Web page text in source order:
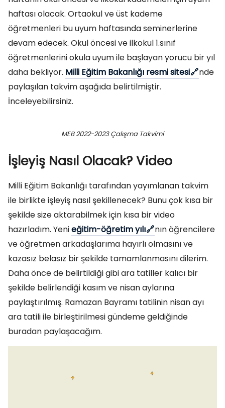
haftası olacak. Ortaokul ve üst kademe
öğretmenleri bu uyum haftasında seminerlerine
devam edecek. Okul öncesi ve ilkokul 1.sınıf
öğretmenlerini okula uyum ile başlayan yorucu bir yıl
daha bekliyor. Milli Eğitim Bakanlığı resmi sitesi
nde
paylaşılan takvim aşağıda belirtilmiştir.
İnceleyebilirsiniz.
MEB 2022-2023 Çalışma Takvimi
İşleyiş Nasıl Olacak? Video
Milli Eğitim Bakanlığı tarafından yayımlanan takvim
ile birlikte işleyiş nasıl şekillenecek? Bunu çok kısa bir
şekilde size aktarabilmek için kısa bir video
hazırladım. Yenieğitim-öğretim yılı
nın öğrencilere
ve öğretmen arkadaşlarıma hayırlı olmasını ve
kazasız belasız bir şekilde tamamlanmasını dilerim.
Daha önce de belirtildiği gibi ara tatiller kalıcı bir
şekilde belirlendiği kasım ve nisan aylarına
paylaştırılmış. Ramazan Bayramı tatilinin nisan ayı
ara tatili ile birleştirilmesi gündeme geldiğinde
buradan paylaşacağım.